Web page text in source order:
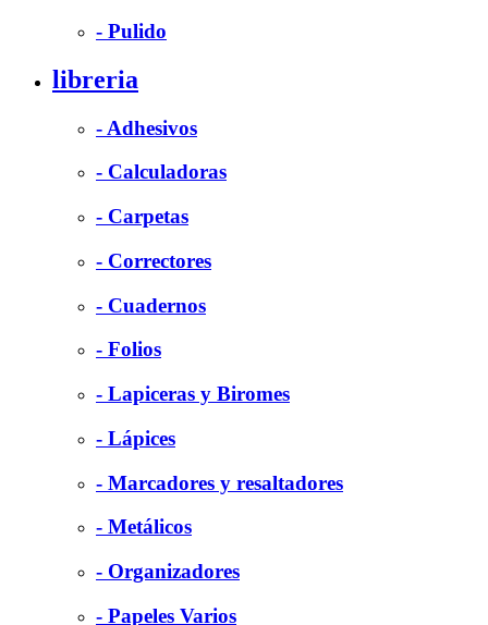
- Pulido
libreria
- Adhesivos
- Calculadoras
- Carpetas
- Correctores
- Cuadernos
- Folios
- Lapiceras y Biromes
- Lápices
- Marcadores y resaltadores
- Metálicos
- Organizadores
- Papeles Varios